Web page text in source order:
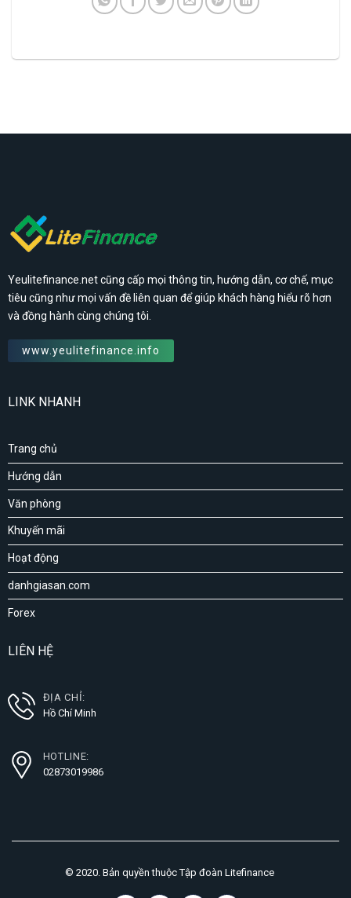
Yeulitefinance.net cũng cấp mọi thông tin, hướng dẫn, cơ chế, mục
tiêu cũng như mọi vấn đề liên quan để giúp khách hàng hiểu rõ hơn
và đồng hành cùng chúng tôi.
www.yeulitefinance.info
LINK NHANH
Trang chủ
Hướng dẫn
Văn phòng
Khuyến mãi
Hoạt động
danhgiasan.com
Forex
LIÊN HỆ
ĐỊA CHỈ:
Hồ Chí Minh
HOTLINE:
02873019986
© 2020. Bản quyền thuộc Tập đoàn Litefinance